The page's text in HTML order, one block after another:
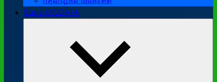
ข้อมูล BIGDATA